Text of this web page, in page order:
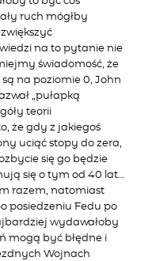
ruch mógłby
na to pytanie nie
świadomość, że
na poziomie 0, John
„pułapką
teorii
że gdy z jakiegoś
uciąć stopy do zera,
się go będzie
się o tym od 40 lat…
razem, natomiast
posiedzeniu Fedu po
wydawałoby
mogą być błędne i
Wojnach